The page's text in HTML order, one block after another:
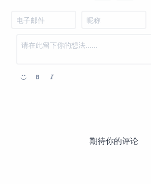
期待你的评论